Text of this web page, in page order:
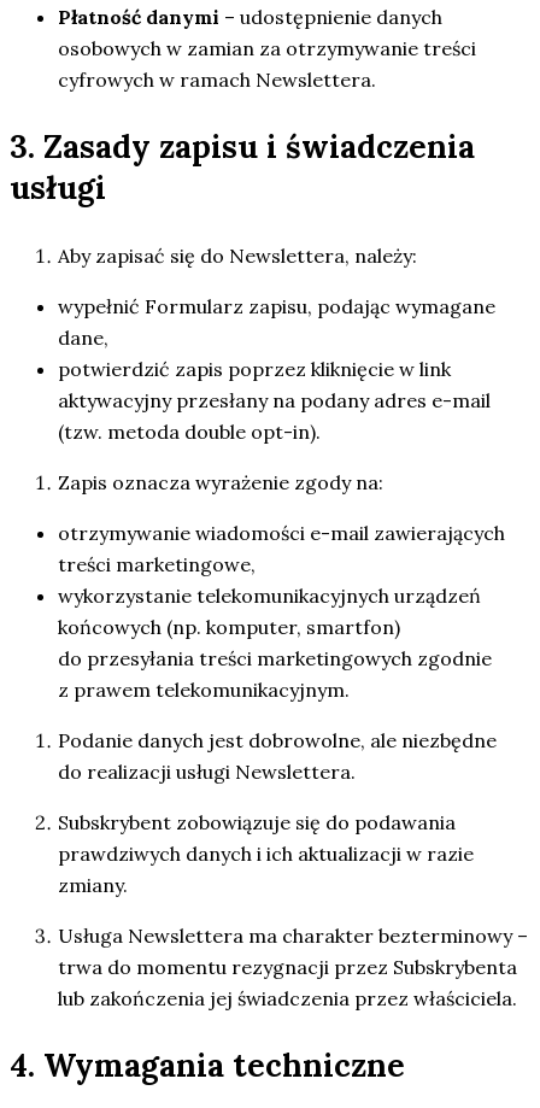
Płatność danymi – udostępnienie danych
osobowych w zamian za otrzymywanie treści
cyfrowych w ramach Newslettera.
3. Zasady zapisu i świadczenia
usługi
Aby zapisać się do Newslettera, należy:
wypełnić Formularz zapisu, podając wymagane
dane,
potwierdzić zapis poprzez kliknięcie w link
aktywacyjny przesłany na podany adres e-mail
(tzw. metoda double opt-in).
Zapis oznacza wyrażenie zgody na:
otrzymywanie wiadomości e-mail zawierających
treści marketingowe,
wykorzystanie telekomunikacyjnych urządzeń
końcowych (np. komputer, smartfon)
do przesyłania treści marketingowych zgodnie
z prawem telekomunikacyjnym.
Podanie danych jest dobrowolne, ale niezbędne
do realizacji usługi Newslettera.
Subskrybent zobowiązuje się do podawania
prawdziwych danych i ich aktualizacji w razie
zmiany.
Usługa Newslettera ma charakter bezterminowy –
trwa do momentu rezygnacji przez Subskrybenta
lub zakończenia jej świadczenia przez właściciela.
4. Wymagania techniczne